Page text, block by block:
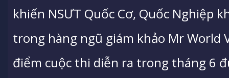
khiến NSƯT Quốc Cơ, Quốc Nghiệp
trong hàng ngũ giám khảo Mr World
điểm cuộc thi diễn ra trong tháng 6